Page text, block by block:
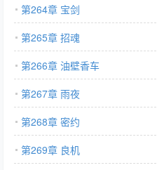
第264章 宝剑
第265章 招魂
第266章 油壁香车
第267章 雨夜
第268章 密约
第269章 良机